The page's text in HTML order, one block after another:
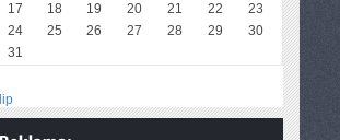
17
18 19 20 21 22
23
24
25 26 27 28 29
30
31